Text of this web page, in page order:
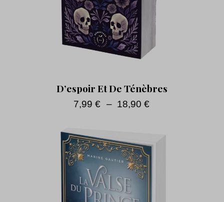
D’espoir Et De Ténèbres
7,99 € – 18,90 €